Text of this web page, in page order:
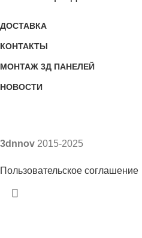
ДОСТАВКА
КОНТАКТЫ
МОНТАЖ 3Д ПАНЕЛЕЙ
НОВОСТИ
3dnnov 2015-2025
Пользовательское соглашение